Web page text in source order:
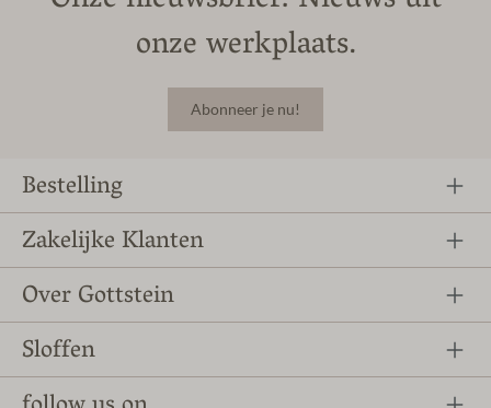
onze werkplaats.
Abonneer je nu!
Bestelling
Zakelijke Klanten
Over Gottstein
Sloffen